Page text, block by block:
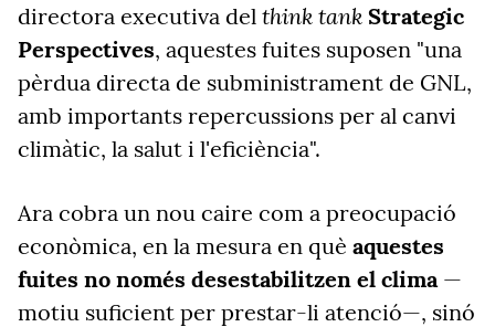
directora executiva del think tank Strategic
Perspectives, aquestes fuites suposen "una
pèrdua directa de subministrament de GNL,
amb importants repercussions per al canvi
climàtic, la salut i l'eficiència".
Ara cobra un nou caire com a preocupació
econòmica, en la mesura en què aquestes
fuites no només desestabilitzen el clima—
motiu suficient per prestar-li atenció—, sinó